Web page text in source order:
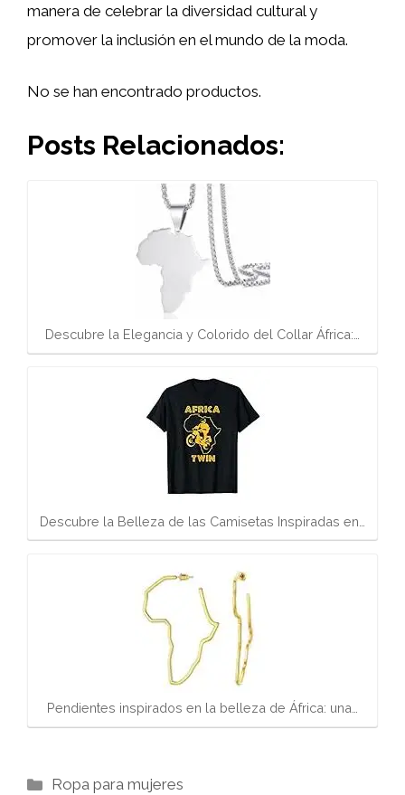
manera de celebrar la diversidad cultural y
promover la inclusión en el mundo de la moda.
No se han encontrado productos.
Posts Relacionados:
Descubre la Elegancia y Colorido del Collar África:…
Descubre la Belleza de las Camisetas Inspiradas en…
Pendientes inspirados en la belleza de África: una…
Categorías
Ropa para mujeres